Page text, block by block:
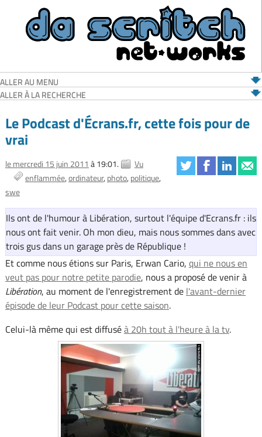
ALLER AU MENU
ALLER À LA RECHERCHE
Le Podcast d'Écrans.fr, cette fois pour de
vrai
le mercredi 15 juin 2011 à 19:01.
Vu
enflammée ordinateur photo politique
swe
Ils ont de l'humour à Libération, surtout l'équipe d'Ecrans.fr : ils
nous ont fait venir. Oh mon dieu, mais nous sommes dans avec
trois gus dans un garage près de République !
Et comme nous étions sur Paris, Erwan Cario, qui ne nous en
veut pas pour notre petite parodie, nous a proposé de venir à
Libération, au moment de l'enregistrement de l'avant-dernier
épisode de leur Podcast pour cette saison.
Celui-là même qui est diffuséà 20h tout à l'heure à la tv.